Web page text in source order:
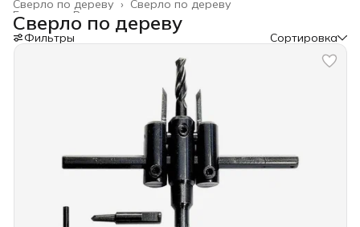
Сверло по дереву
Сверло по дереву ›
Расходные материалы
Главная
Сверло по дереву
Фильтры Сортировка